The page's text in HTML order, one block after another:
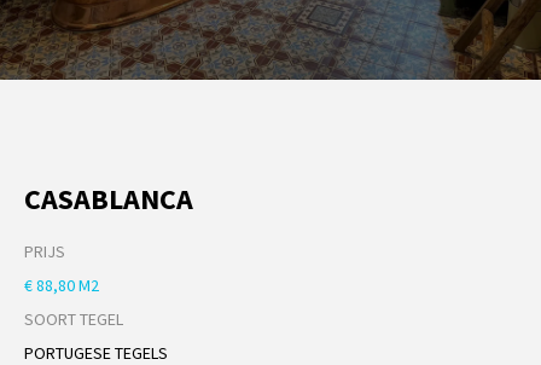
CASABLANCA
PRIJS
€ 88,80 M2
SOORT TEGEL
PORTUGESE TEGELS